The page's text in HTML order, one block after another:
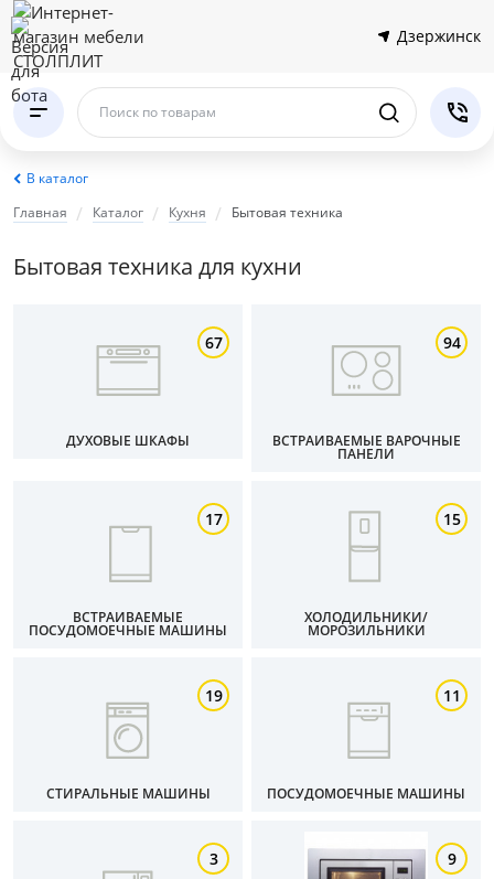
Дзержинск
Поиск по товарам
В каталог
Главная
Каталог Кухня Бытовая техника
Бытовая техника для кухни
67
ДУХОВЫЕ ШКАФЫ
94
ВСТРАИВАЕМЫЕ ВАРОЧНЫЕ
ПАНЕЛИ
17
ВСТРАИВАЕМЫЕ
ПОСУДОМОЕЧНЫЕ МАШИНЫ
15
ХОЛОДИЛЬНИКИ/
МОРОЗИЛЬНИКИ
19
СТИРАЛЬНЫЕ МАШИНЫ
11
ПОСУДОМОЕЧНЫЕ МАШИНЫ
3 9